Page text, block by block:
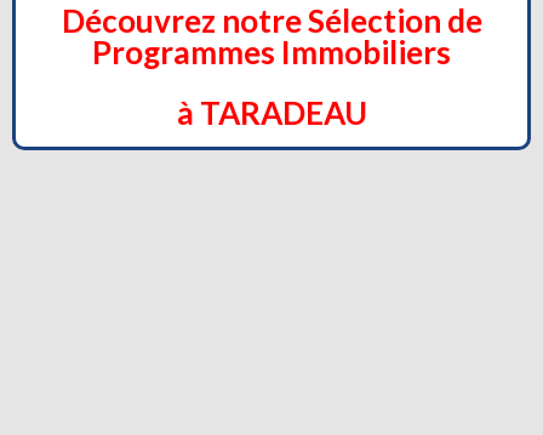
Découvrez notre Sélection de
Programmes Immobiliers
à TARADEAU